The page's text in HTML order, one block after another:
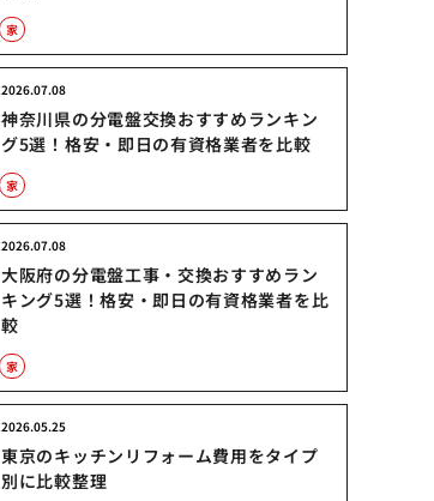
家
神奈川県の分電盤交換おすすめランキン
グ5選！格安・即日の有資格業者を比較
2026.07.08
家
大阪府の分電盤工事・交換おすすめラン
キング5選！格安・即日の有資格業者を比
較
2026.07.08
家
東京のキッチンリフォーム費用をタイプ
別に比較整理
2026.05.25